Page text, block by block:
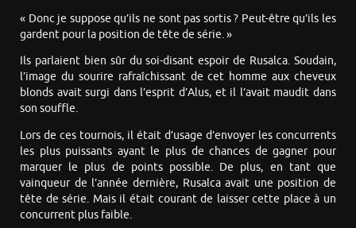
« Donc je suppose qu’ils ne sont pas sortis ? Peut-être qu’ils les
gardent pour la position de tête de série. »
Ils parlaient bien sûr du soi-disant espoir de Rusalca. Soudain,
l’image du sourire rafraîchissant de cet homme aux cheveux
blonds avait surgi dans l’esprit d’Alus, et il l’avait maudit dans
son souffle.
Lors de ces tournois, il était d’usage d’envoyer les concurrents
les plus puissants ayant le plus de chances de gagner pour
marquer le plus de points possible. De plus, en tant que
vainqueur de l’année dernière, Rusalca avait une position de
tête de série. Mais il était courant de laisser cette place à un
concurrent plus faible.